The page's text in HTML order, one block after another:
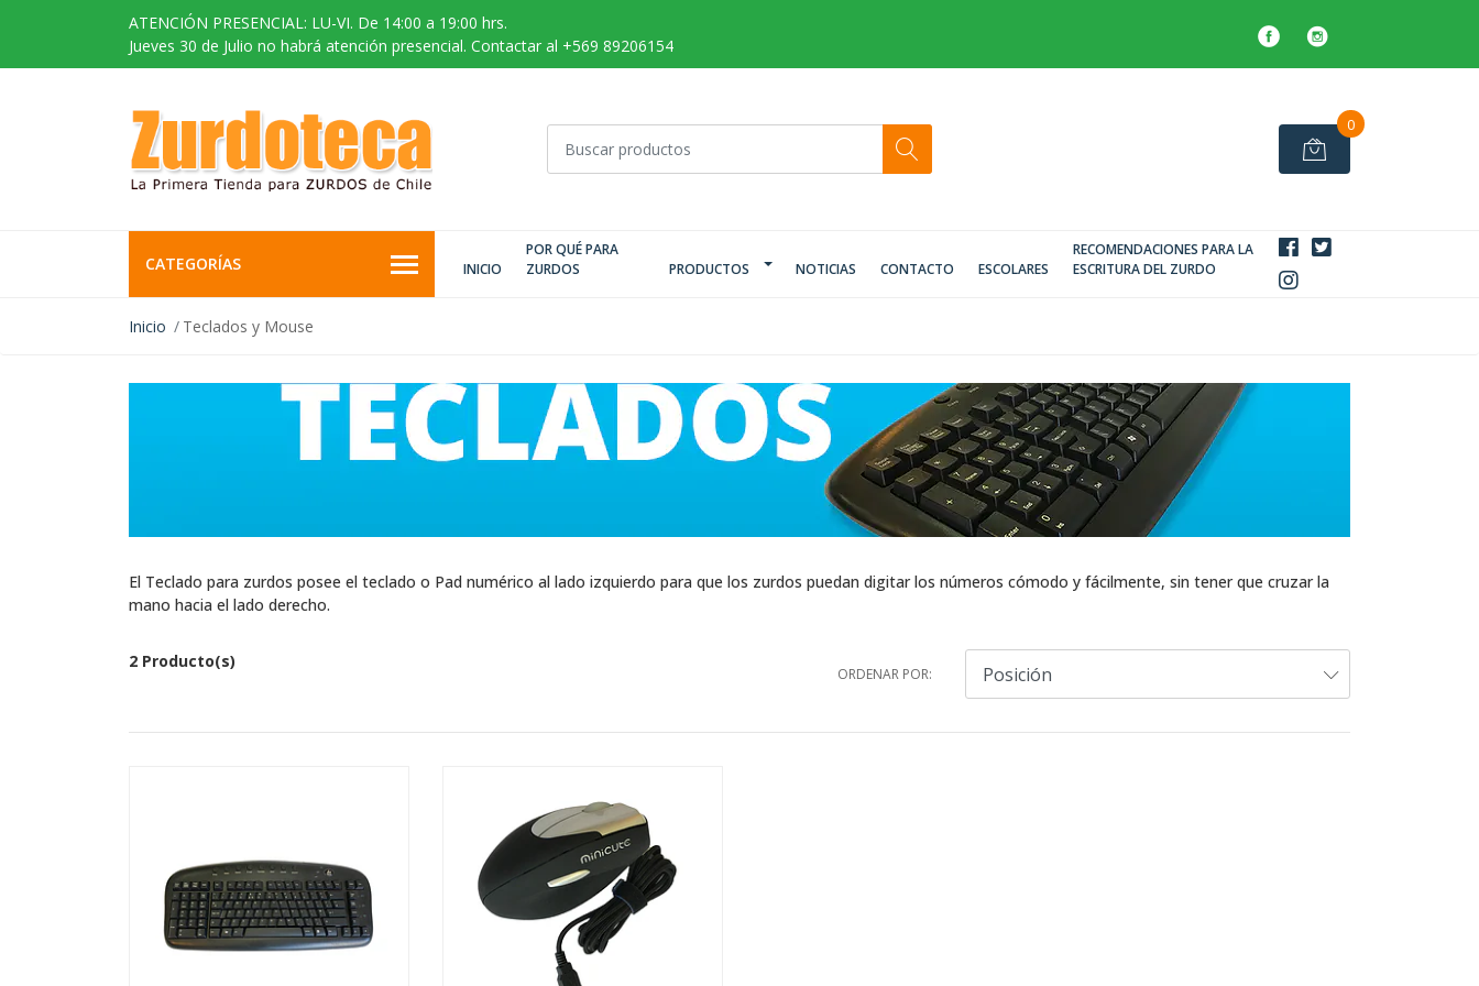
ATENCIÓN PRESENCIAL: LU-VI. De 14:00 a 19:00 hrs.
Jueves 30 de Julio no habrá atención presencial. Contactar al +569 89206154
0
CATEGORÍAS INICIO
POR QUÉ PARA
ZURDOS
PRODUCTOS NOTICIAS CONTACTO ESCOLARES
RECOMENDACIONES PARA LA
ESCRITURA DEL ZURDO
Inicio Teclados y Mouse
El Teclado para zurdos posee el teclado o Pad numérico al lado izquierdo para que los zurdos puedan digitar los números cómodo y fácilmente, sin tener que cruzar la
mano hacia el lado derecho.
2 Producto(s)
ORDENAR POR: